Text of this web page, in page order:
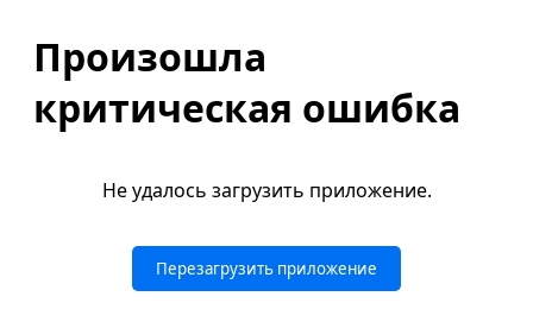
Произошла
критическая ошибка
Не удалось загрузить приложение.
Перезагрузить приложение